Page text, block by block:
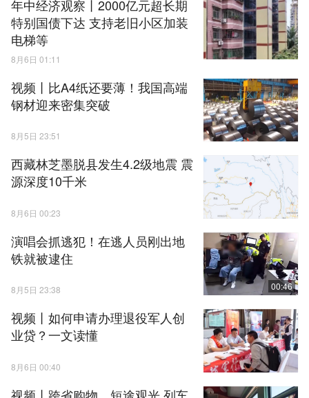
年中经济观察丨2000亿元超长期
特别国债下达 支持老旧小区加装
电梯等
8月6日 01:11
视频丨比A4纸还要薄！我国高端
钢材迎来密集突破
8月5日 23:51
西藏林芝墨脱县发生4.2级地震 震
源深度10千米
8月6日 00:23
演唱会抓逃犯！在逃人员刚出地
铁就被逮住
8月5日 23:38 00:46
视频丨如何申请办理退役军人创
业贷？一文读懂
8月6日 00:40